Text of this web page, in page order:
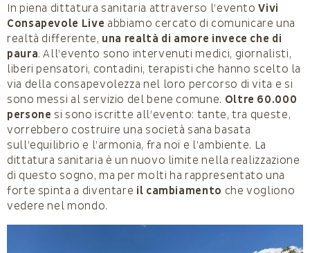
In piena dittatura sanitaria attraverso l’eventoVivi
Consapevole Live abbiamo cercato di comunicare una
realtà differente, una realtà di amore invece che di
paura. All’evento sono intervenuti medici, giornalisti,
liberi pensatori, contadini, terapisti che hanno scelto la
via della consapevolezza nel loro percorso di vita e si
sono messi al servizio del bene comune. Oltre 60.000
persone si sono iscritte all’evento: tante, tra queste,
vorrebbero costruire una società sana basata
sull’equilibrio e l’armonia, fra noi e l’ambiente. La
dittatura sanitaria è un nuovo limite nella realizzazione
di questo sogno, ma per molti ha rappresentato una
forte spinta a diventare il cambiamento che vogliono
vedere nel mondo.